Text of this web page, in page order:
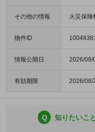
その他の情報 火災保険
物件ID
情報公開日 2026/08/
有効期限 2026/08/
Q 知りたいこ